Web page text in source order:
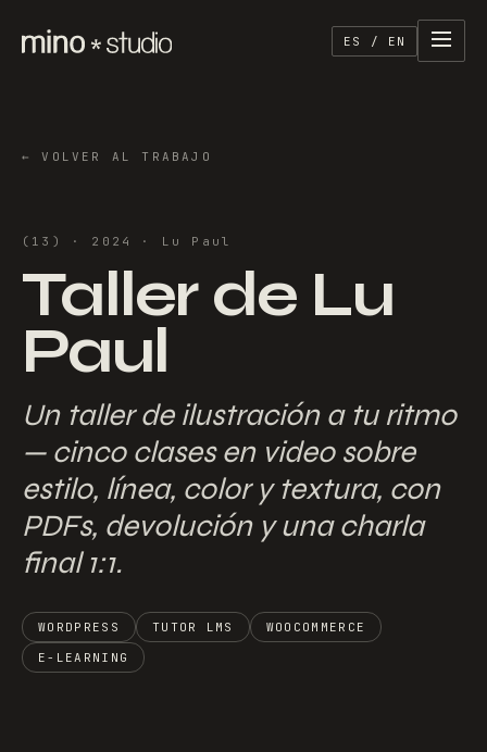
ES / EN
←VOLVER AL TRABAJO
( 13 ) · 2024 · Lu Paul
Taller de Lu
Paul
Un taller de ilustración a tu ritmo
— cinco clases en video sobre
estilo, línea, color y textura, con
PDFs, devolución y una charla
final 1:1.
WORDPRESS TUTOR LMS
WOOCOMMERCE
E-LEARNING